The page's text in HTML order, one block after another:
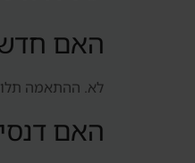
האם
לא. ההתאמה
האם